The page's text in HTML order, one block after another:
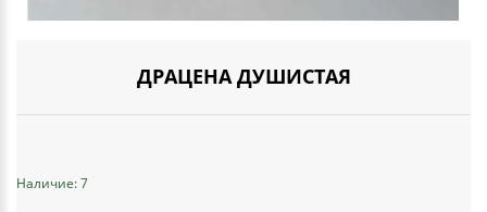
ДРАЦЕНА ДУШИСТАЯ
Наличие: 7